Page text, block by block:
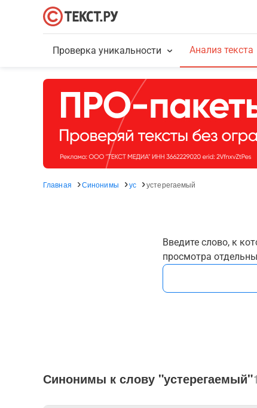
Проверка уникальности Анализ текста
Главная Синонимы ус устерегаемый
Введите слово, к
просмотра
Синонимы к слову "устерегаемый"1